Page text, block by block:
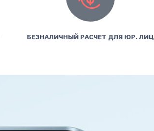
БЕЗНАЛИЧНЫЙ РАСЧЕТ ДЛЯ ЮР. ЛИЦ